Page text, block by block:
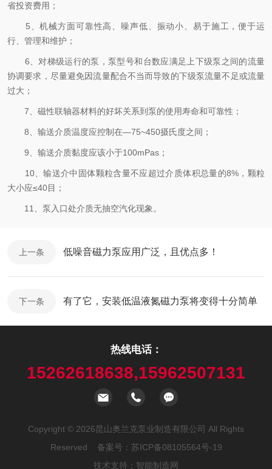
省投资费用；
5、机械方面可靠性高、噪声低、振动小、易于施工，便于运
行、管理和维护；
6、对梯级运行的泵，泵型号和台数应满足上下级泵之间的流量
协调要求，尽量避免因流量配合不当而导致的下级泵流量不足或流量
过大；
7、磁性联轴器材料的好坏关系到泵的使用寿命和可靠性；
8、输送介质温度应控制在—75~450摄氏度之间；
9、输送介质黏度应该小于100mPas；
10、输送介中固体颗粒含量不应超过介质体积总量的8%，颗粒
大小应≤40目；
11、泵入口处介质无抽空汽化现象。
上一条 低噪音磁力泵应用广泛，且优点多！
下一条 有了它，安装低温液氮磁力泵将变得十分简单
热线电话：
15262618638,15962507131
Copyright © 2026昆山奥兰克泵业制造有限公司 All Rights
Reserved 备案号： 苏ICP备08105564号-19
技术支持： 智能制造网